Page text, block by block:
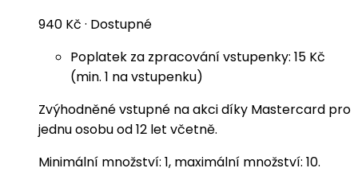
940 Kč · Dostupné
Poplatek za zpracování vstupenky: 15 Kč
(min. 1 na vstupenku)
Zvýhodněné vstupné na akci díky Mastercard pro
jednu osobu od 12 let včetně.
Minimální množství: 1, maximální množství: 10.